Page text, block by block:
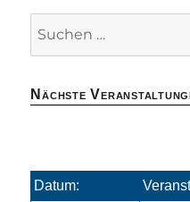
Nächste
Datum: